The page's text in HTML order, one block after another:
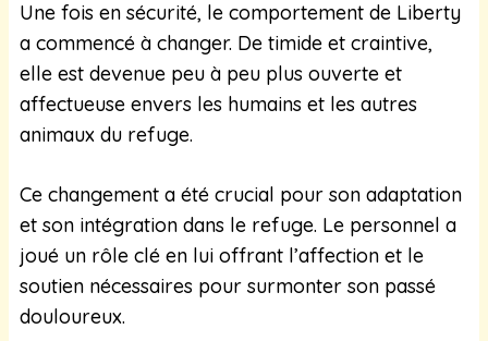
Une fois en sécurité, le comportement de Liberty
a commencé à changer. De timide et craintive,
elle est devenue peu à peu plus ouverte et
affectueuse envers les humains et les autres
animaux du refuge.
Ce changement a été crucial pour son adaptation
et son intégration dans le refuge. Le personnel a
joué un rôle clé en lui offrant l’affection et le
soutien nécessaires pour surmonter son passé
douloureux.